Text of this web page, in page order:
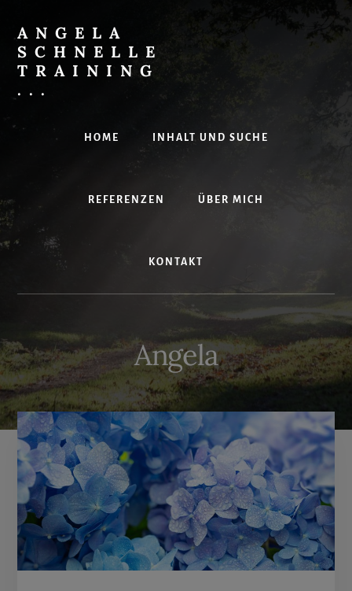
content
ANGELA
SCHNELLE
TRAINING
...
IT-
HOME INHALT UND SUCHE
REFERENZEN ÜBER MICH
KONTAKT
Angela